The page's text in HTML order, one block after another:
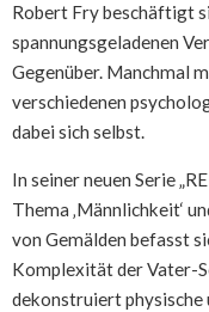
Robert Fry beschäftigt
spannungsgeladenen
Gegenüber. Manchmal
verschiedenen
dabei sich selbst.
In seiner neuen Serie
Thema ‚Männlichkeit‘
von Gemälden befasst
Komplexität der Vater-
dekonstruiert